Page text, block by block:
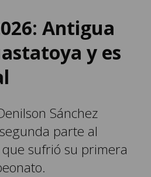
Antigua
y es
Sánchez
parte al
que sufrió su primera